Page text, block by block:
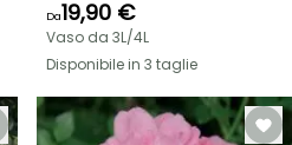
Da19,90 €
Vaso da 3L/4L
Disponibile in 3 taglie